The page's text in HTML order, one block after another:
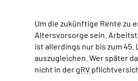
Um die zukünftige Rente zu
Altersvorsorge sein.
ist allerdings nur bis zum
auszugleichen. Wer später
nicht in der gRV